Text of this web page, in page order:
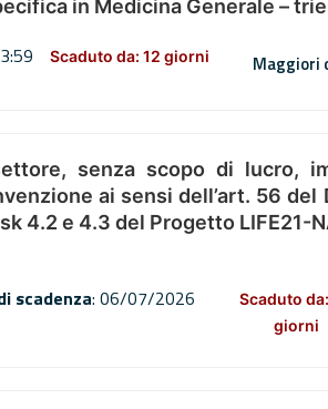
in Medicina Generale –
Scaduto da: 12 giorni Maggiori
senza scopo di lucro,
ai sensi dell’art. 56 del
e 4.3 del Progetto LIFE21-
scadenza: 06/07/2026
Scaduto
giorni